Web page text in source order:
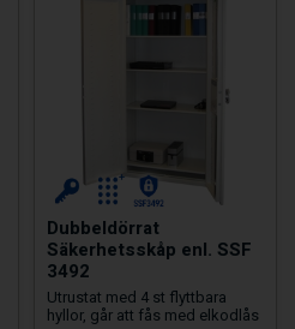
Dubbeldörrat
Säkerhetsskåp enl. SSF
3492
Utrustat med 4 st flyttbara
hyllor, går att fås med elkodlås